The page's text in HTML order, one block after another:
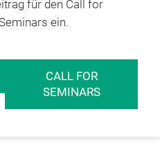
für den Call for
ein.
CALL FOR
SEMINARS